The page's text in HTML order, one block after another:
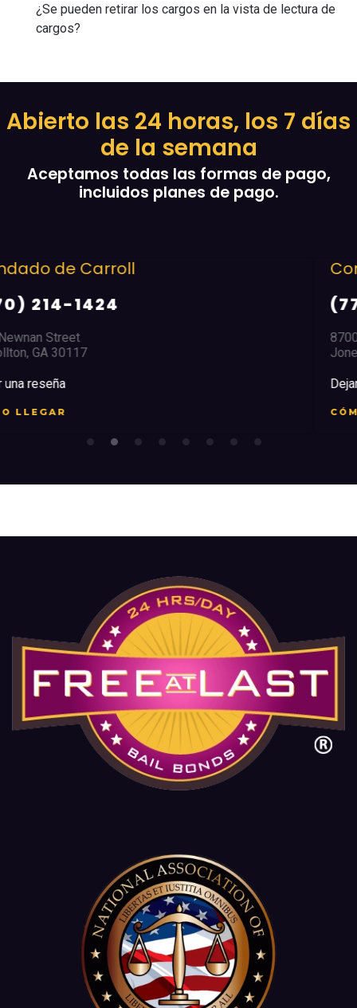
¿Se pueden retirar los cargos en la vista de lectura de
cargos?
Abierto las 24 horas, los 7 días
de la semana
Aceptamos todas las formas de pago,
incluidos planes de pago.
Condado de Clayton
(770) 471-1284
8700 Tara Blvd.
Jonesboro, GA 30326
Dejar una reseña
CÓMO LLEGAR